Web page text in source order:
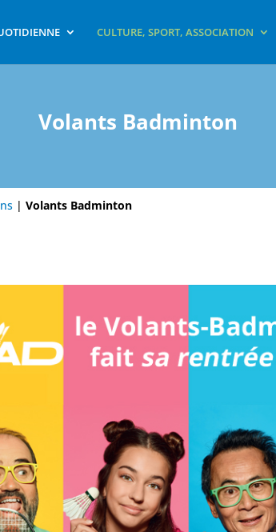
CULTURE, SPORT, ASSOCIATION
Volants Badminton
| Volants Badminton